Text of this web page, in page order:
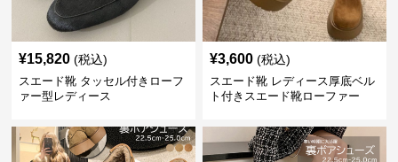
¥15,820 (税込)
スエード靴 タッセル付きローフ
ァー型レディース
¥3,600 (税込)
スエード靴 レディース厚底ベル
ト付きスエード靴ローファー